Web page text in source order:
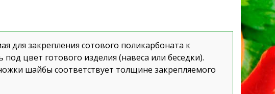
для закрепления сотового поликарбоната к
цвет готового изделия (навеса или беседки).
шайбы соответствует толщине закрепляемого